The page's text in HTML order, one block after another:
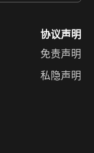
协议声明
免责声明
私隐声明